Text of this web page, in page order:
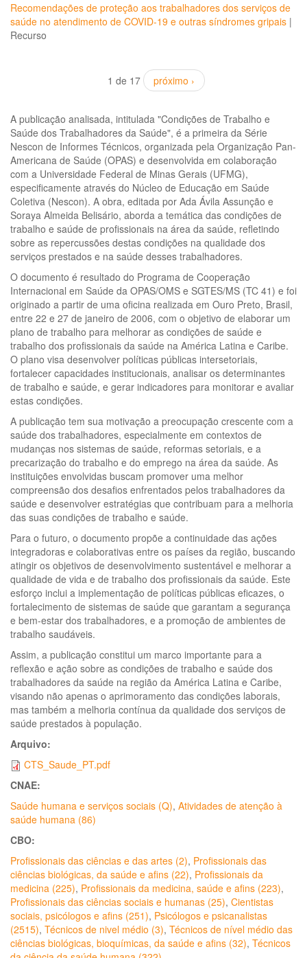
Recomendações de proteção aos trabalhadores dos serviços de
saúde no atendimento de COVID-19 e outras síndromes gripais |
Recurso
1 de 17 próximo ›
A publicação analisada, intitulada "Condições de Trabalho e
Saúde dos Trabalhadores da Saúde", é a primeira da Série
Nescon de Informes Técnicos, organizada pela Organização Pan-
Americana de Saúde (OPAS) e desenvolvida em colaboração
com a Universidade Federal de Minas Gerais (UFMG),
especificamente através do Núcleo de Educação em Saúde
Coletiva (Nescon). A obra, editada por Ada Ávila Assunção e
Soraya Almeida Belisário, aborda a temática das condições de
trabalho e saúde de profissionais na área da saúde, refletindo
sobre as repercussões destas condições na qualidade dos
serviços prestados e na saúde desses trabalhadores.
O documento é resultado do Programa de Cooperação
Internacional em Saúde da OPAS/OMS e SGTES/MS (TC 41) e foi
originado a partir de uma oficina realizada em Ouro Preto, Brasil,
entre 22 e 27 de janeiro de 2006, com o objetivo de elaborar um
plano de trabalho para melhorar as condições de saúde e
trabalho dos profissionais da saúde na América Latina e Caribe.
O plano visa desenvolver políticas públicas intersetoriais,
fortalecer capacidades institucionais, analisar os determinantes
de trabalho e saúde, e gerar indicadores para monitorar e avaliar
estas condições.
A publicação tem sua motivação a preocupação crescente com a
saúde dos trabalhadores, especialmente em contextos de
mudanças nos sistemas de saúde, reformas setoriais, e a
precarização do trabalho e do emprego na área da saúde. As
instituições envolvidas buscam promover uma melhor
compreensão dos desafios enfrentados pelos trabalhadores da
saúde e desenvolver estratégias que contribuam para a melhoria
das suas condições de trabalho e saúde.
Para o futuro, o documento propõe a continuidade das ações
integradoras e colaborativas entre os países da região, buscando
atingir os objetivos de desenvolvimento sustentável e melhorar a
qualidade de vida e de trabalho dos profissionais da saúde. Este
esforço inclui a implementação de políticas públicas eficazes, o
fortalecimento de sistemas de saúde que garantam a segurança
e bem-estar dos trabalhadores, e a promoção de ambientes de
trabalho saudáveis.
Assim, a publicação constitui um marco importante para a
reflexão e ação sobre as condições de trabalho e saúde dos
trabalhadores da saúde na região da América Latina e Caribe,
visando não apenas o aprimoramento das condições laborais,
mas também a melhoria contínua da qualidade dos serviços de
saúde prestados à população.
Arquivo:
CTS_Saude_PT.pdf
CNAE:
Saúde humana e serviços sociais (Q), Atividades de atenção à
saúde humana (86)
CBO:
Profissionais das ciências e das artes (2), Profissionais das
ciências biológicas, da saúde e afins (22), Profissionais da
medicina (225), Profissionais da medicina, saúde e afins (223),
Profissionais das ciências sociais e humanas (25), Cientistas
sociais, psicólogos e afins (251), Psicólogos e psicanalistas
(2515), Técnicos de nivel médio (3), Técnicos de nível médio das
ciências biológicas, bioquímicas, da saúde e afins (32), Técnicos